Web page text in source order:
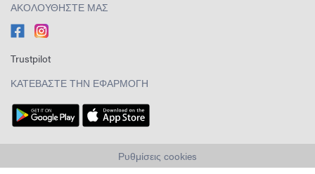
ΑΚΟΛΟΥΘΉΣΤΕ ΜΑΣ
Trustpilot
ΚΑΤΕΒΆΣΤΕ ΤΗΝ ΕΦΑΡΜΟΓΉ
Ρυθμίσεις cookies